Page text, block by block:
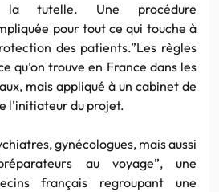
la tutelle. Une procédure
pour tout ce qui touche à
des patients.”Les règles
qu’on trouve en France dans les
mais appliqué à un cabinet de
l’initiateur du projet.
gynécologues, mais aussi
au voyage”, une
français regroupant une